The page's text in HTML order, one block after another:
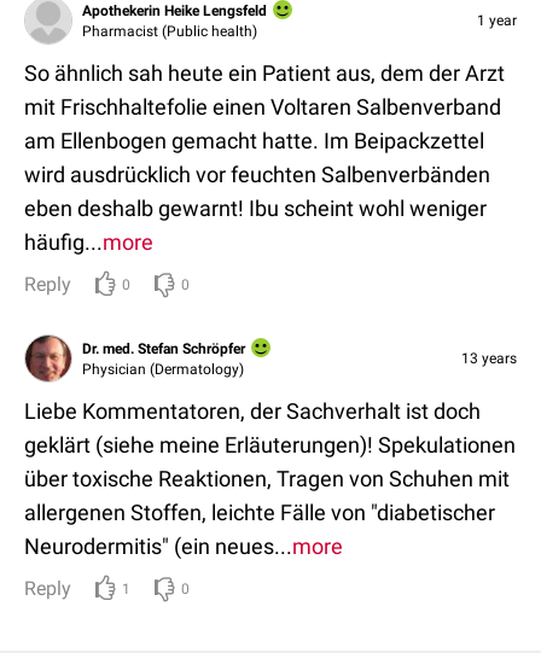
Apothekerin Heike Lengsfeld
Pharmacist (Public health)
1 year
So ähnlich sah heute ein Patient aus, dem der Arzt
mit Frischhaltefolie einen Voltaren Salbenverband
am Ellenbogen gemacht hatte. Im Beipackzettel
wird ausdrücklich vor feuchten Salbenverbänden
eben deshalb gewarnt! Ibu scheint wohl weniger
häufig...more
Reply 0 0
Dr. med. Stefan Schröpfer
Physician (Dermatology)
13 years
Liebe Kommentatoren, der Sachverhalt ist doch
geklärt (siehe meine Erläuterungen)! Spekulationen
über toxische Reaktionen, Tragen von Schuhen mit
allergenen Stoffen, leichte Fälle von "diabetischer
Neurodermitis" (ein neues...more
Reply 1 0